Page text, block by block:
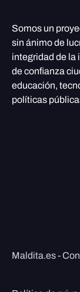
Somos un
sin ánimo de
integridad de la
de confianza
educación,
políticas
Maldita.es -